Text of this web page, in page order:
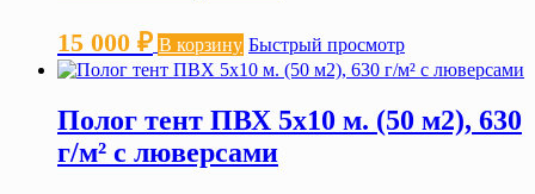
15 000 ₽ В корзину Быстрый просмотр
Полог тент ПВХ 5х10 м. (50 м2), 630
г/м² с люверсами